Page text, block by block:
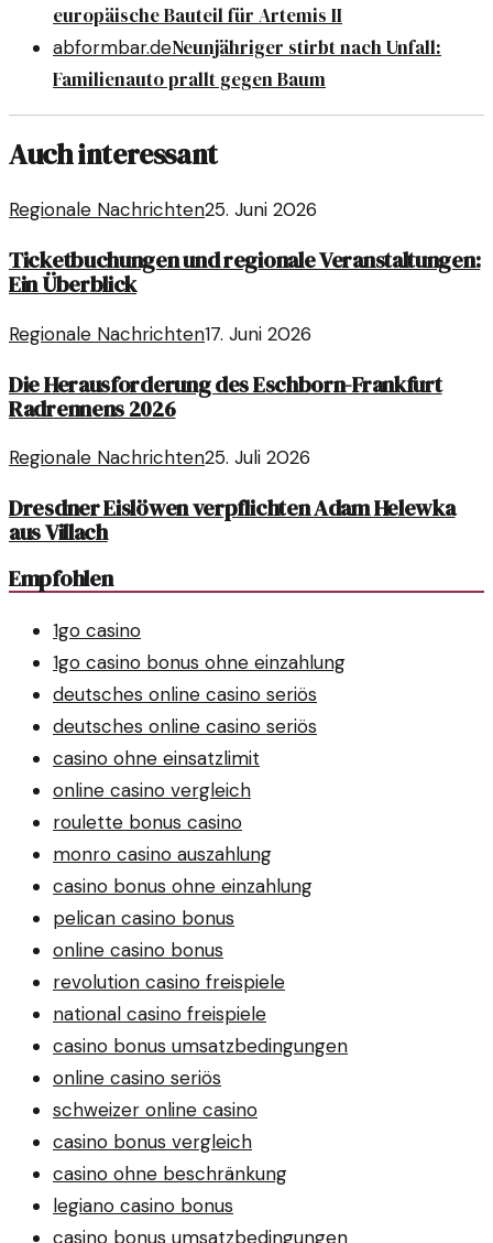
europäische Bauteil für Artemis II
abformbar.deNeunjähriger stirbt nach Unfall:
Familienauto prallt gegen Baum
Auch interessant
Regionale Nachrichten25. Juni 2026
Ticketbuchungen und regionale Veranstaltungen:
Ein Überblick
Regionale Nachrichten17. Juni 2026
Die Herausforderung des Eschborn-Frankfurt
Radrennens 2026
Regionale Nachrichten25. Juli 2026
Dresdner Eislöwen verpflichten Adam Helewka
aus Villach
Empfohlen
1go casino
1go casino bonus ohne einzahlung
deutsches online casino seriös
deutsches online casino seriös
casino ohne einsatzlimit
online casino vergleich
roulette bonus casino
monro casino auszahlung
casino bonus ohne einzahlung
pelican casino bonus
online casino bonus
revolution casino freispiele
national casino freispiele
casino bonus umsatzbedingungen
online casino seriös
schweizer online casino
casino bonus vergleich
casino ohne beschränkung
legiano casino bonus
casino bonus umsatzbedingungen